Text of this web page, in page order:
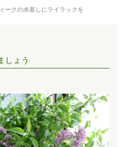
ークの水差しにライラックを
しょう